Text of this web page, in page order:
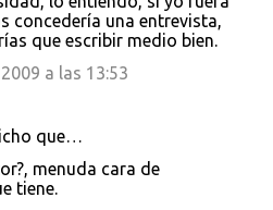
concedería una entrevista,
que escribir medio bien.
a las 13:53
que…
menuda cara de
tiene.